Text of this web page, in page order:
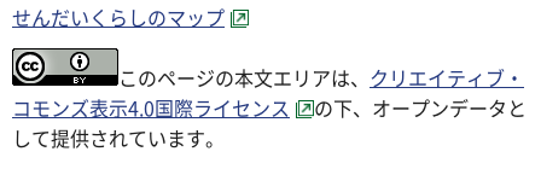
せんだいくらしのマップ
このページの本文エリアは、 クリエイティブ・
コモンズ表示4.0国際ライセンス
の下、オープンデータと
して提供されています。